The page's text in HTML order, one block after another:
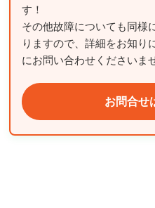
す！
その他故障についても同様
りますので、詳細をお知り
にお問い合わせくださいま
お問合せ